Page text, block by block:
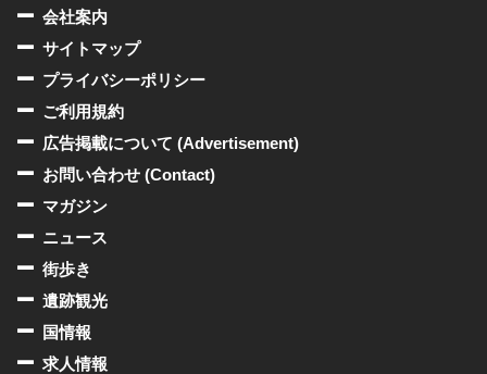
会社案内
サイトマップ
プライバシーポリシー
ご利用規約
広告掲載について (Advertisement)
お問い合わせ (Contact)
マガジン
ニュース
街歩き
遺跡観光
国情報
求人情報